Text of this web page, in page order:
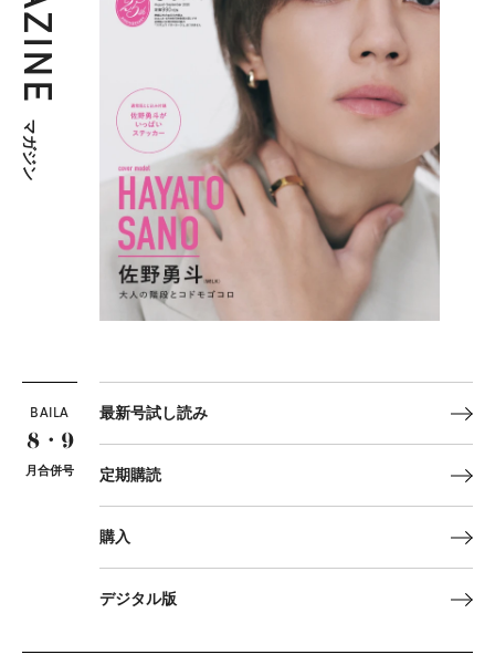
マガジン
BAILA
8・9
月合併号
最新号試し読み
定期購読
購入
デジタル版